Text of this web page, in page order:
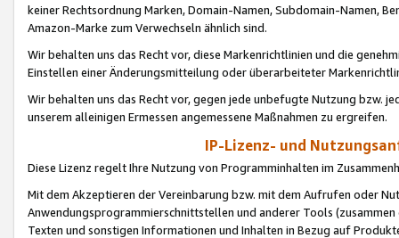
keiner Rechtsordnung Marken, Domain-Namen, Subdomain-Namen,
Amazon-Marke zum Verwechseln ähnlich sind.
Wir behalten uns das Recht vor, diese Markenrichtlinien und die
Einstellen einer Änderungsmitteilung oder überarbeiteter
Wir behalten uns das Recht vor, gegen jede unbefugte Nutzung bzw.
unserem alleinigen Ermessen angemessene Maßnahmen zu ergreifen.
IP-Lizenz- und
Diese Lizenz regelt Ihre Nutzung von Programminhalten im
Mit dem Akzeptieren der Vereinbarung bzw. mit dem Aufrufen oder
Anwendungsprogrammierschnittstellen und anderer Tools (zusammen
Texten und sonstigen Informationen und Inhalten in Bezug auf